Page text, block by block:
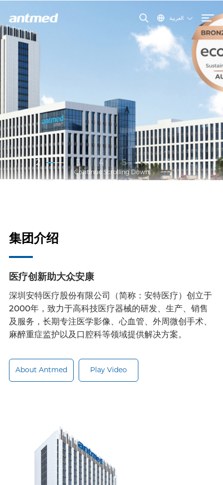
العربية
1 2 3 4 5 6 7 8
Continue Scrolling Down
集团介绍
医疗创新助大众安康
深圳安特医疗股份有限公司（简称：安特医疗）创立于
2000年，致力于高科技医疗器械的研发、生产、销售
及服务，长期专注医学影像、心血管、外周微创手术、
麻醉重症监护以及口腔科等领域提供解决方案。
About Antmed Play Video